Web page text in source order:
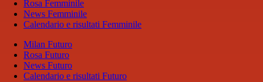
Rosa Femminile
News Femminile
Calendario e risultati Femminile
Milan Futuro
Rosa Futuro
News Futuro
Calendario e risultati Futuro